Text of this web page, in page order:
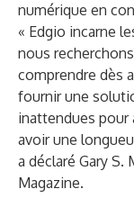
numérique en
« Edgio incarne
nous
comprendre dès
fournir une
inattendues pour
avoir une
a déclaré Gary
Magazine.